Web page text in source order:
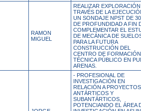
RAMON
MIGUEL
REALIZAR EXPLORACIÓN
TRAVÉS DE LA
UN SONDAJE NPST DE
DE PROFUNDIDAD A FIN
COMPLEMENTAR EL
DE MECÁNICA DE
PARA LA FUTURA
CONSTRUCCIÓN DEL
CENTRO DE FORMACIÓN
TÉCNICA PÚBLICO EN
ARENAS.
- PROFESIONAL DE
INVESTIGACIÓN EN
RELACIÓN A PROYECTOS
ANTÁRTICOS Y
SUBANTÁRTICOS,
POTENCIANDO EL ÁREA